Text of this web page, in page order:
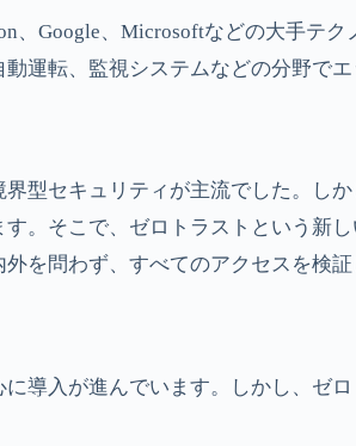
Google、Microsoftなどの大手テ
運転、監視システムなどの分野でエ
型セキュリティが主流でした。し
。そこで、ゼロトラストという新
を問わず、すべてのアクセスを検証
導入が進んでいます。しかし、ゼ